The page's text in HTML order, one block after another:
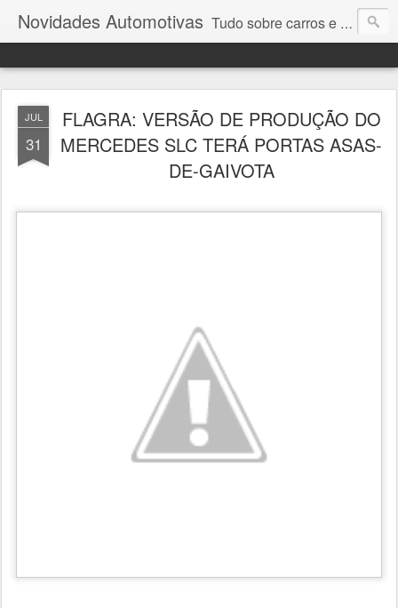
Novidades Automotivas Tudo sobre carros e motores
JUL
31
FLAGRA: VERSÃO DE PRODUÇÃO DO
MERCEDES SLC TERÁ PORTAS ASAS-
DE-GAIVOTA